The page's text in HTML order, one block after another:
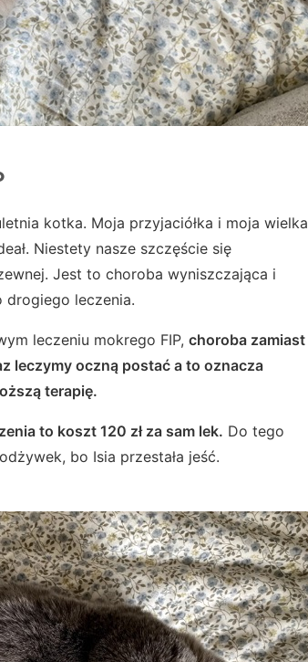
kotka. Moja przyjaciółka i moja wielka
Niestety nasze szczęście się
Jest to choroba wyniszczająca i
drogiego leczenia.
leczeniu mokrego FIP, choroba zamiast
leczymy oczną postać a to oznacza
terapię.
to koszt 120 zł za sam lek. Do tego
bo Isia przestała jeść.